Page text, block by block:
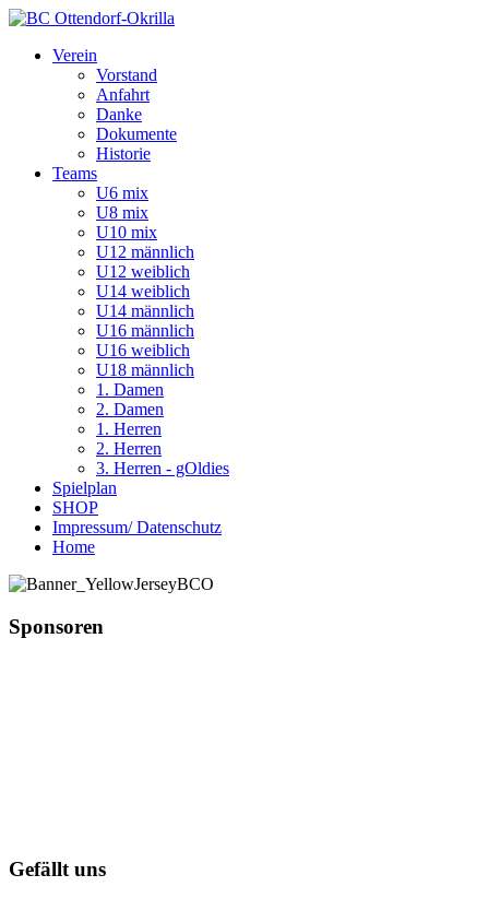
Verein
Vorstand
Anfahrt
Danke
Dokumente
Historie
Teams
U6 mix
U8 mix
U10 mix
U12 männlich
U12 weiblich
U14 weiblich
U14 männlich
U16 männlich
U16 weiblich
U18 männlich
1. Damen
2. Damen
1. Herren
2. Herren
3. Herren - gOldies
Spielplan
SHOP
Impressum/ Datenschutz
Home
Sponsoren
Gefällt uns